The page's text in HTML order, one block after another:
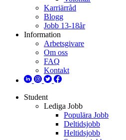
Karriärråd
Blogg
Jobb 13-18år
Information
Arbetsgivare
Om oss
FAQ
Kontakt
Student
Lediga Jobb
Populära Jobb
Deltidsjobb
Heltidsjobb